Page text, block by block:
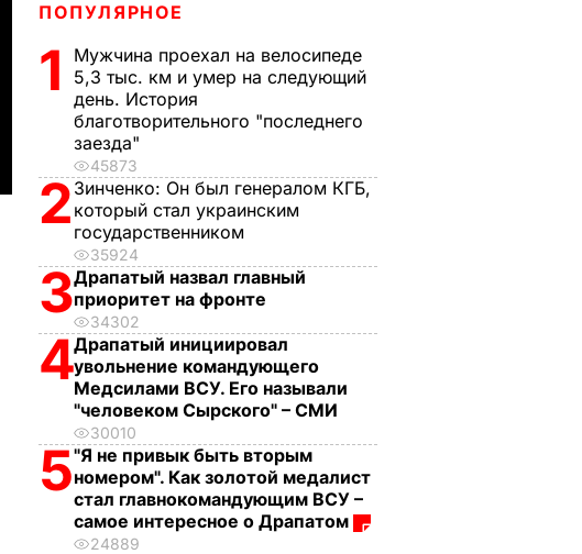
ПОПУЛЯРНОЕ
1
Мужчина проехал на велосипеде
5,3 тыс. км и умер на следующий
день. История
благотворительного "последнего
заезда"
45873
2 Зинченко: Он был генералом КГБ,
который стал украинским
государственником
35924
3Драпатый назвал главный
приоритет на фронте
34302
4Драпатый инициировал
увольнение командующего
Медсилами ВСУ. Его называли
"человеком Сырского" – СМИ
30010
5"Я не привык быть вторым
номером". Как золотой медалист
стал главнокомандующим ВСУ –
самое интересное о Драпатом
24889